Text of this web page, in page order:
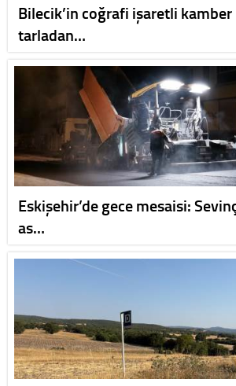
Bilecik’in coğrafi işaretli
tarladan…
Eskişehir’de gece mesaisi:
as…